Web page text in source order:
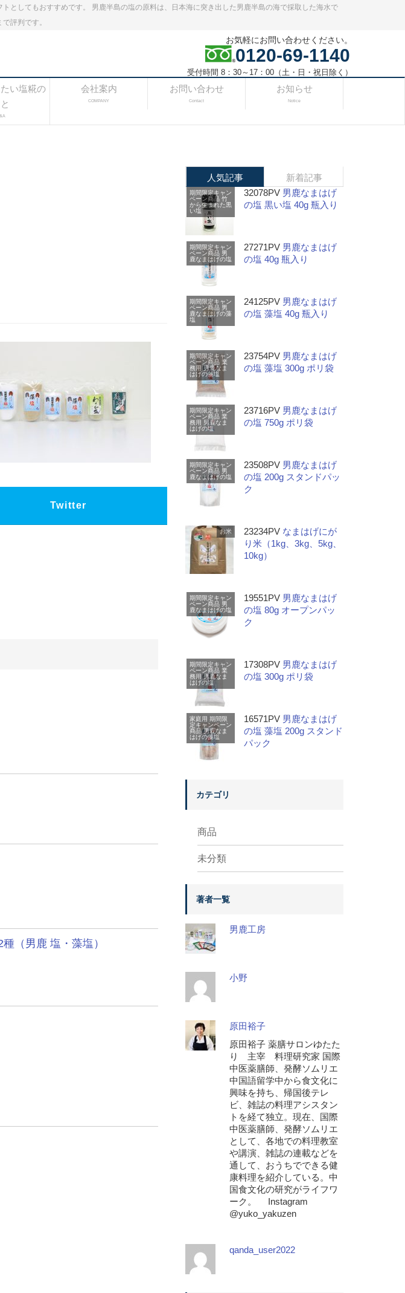
としてもおすすめです。 男鹿半島の塩の原料は、日本海に突き出した男鹿半島の海で採取した海水で
評判です。
お気軽にお問い合わせください。
0120-69-1140
受付時間 8：30～17：00（土・日・祝日除く）
い塩糀の
会社案内
COMPANY
お問い合わせ
Contact
お知らせ
Notice
Twitter
（男鹿 塩・藻塩）
人気記事 新着記事
期間限定キャン
ペーン商品 竹
から生まれた黒
い塩
32078PV 男鹿なまはげ
の塩 黒い塩 40g 瓶入り
期間限定キャン
ペーン商品 男
鹿なまはげの塩
27271PV 男鹿なまはげ
の塩 40g 瓶入り
期間限定キャン
ペーン商品 男
鹿なまはげの藻
塩
24125PV 男鹿なまはげ
の塩 藻塩 40g 瓶入り
期間限定キャン
ペーン商品 業
務用 男鹿なま
はげの藻塩
23754PV 男鹿なまはげ
の塩 藻塩 300g ポリ袋
期間限定キャン
ペーン商品 業
務用 男鹿なま
はげの塩
23716PV 男鹿なまはげ
の塩 750g ポリ袋
期間限定キャン
ペーン商品 男
鹿なまはげの塩
23508PV 男鹿なまはげ
の塩 200g スタンドパッ
ク
お米 23234PV なまはげにが
り米（1kg、3kg、5kg、
10kg）
期間限定キャン
ペーン商品 男
鹿なまはげの塩
19551PV 男鹿なまはげ
の塩 80g オープンパッ
ク
期間限定キャン
ペーン商品 業
務用 男鹿なま
はげの塩
17308PV 男鹿なまはげ
の塩 300g ポリ袋
家庭用 期間限
定キャンペーン
商品 男鹿なま
はげの藻塩
16571PV 男鹿なまはげ
の塩 藻塩 200g スタンド
パック
カテゴリ
商品
未分類
著者一覧
男鹿工房
小野
原田裕子
原田裕子 薬膳サロンゆたた
り 主宰 料理研究家 国際
中医薬膳師、発酵ソムリエ
中国語留学中から食文化に
興味を持ち、帰国後テレ
ビ、雑誌の料理アシスタン
トを経て独立。現在、国際
中医薬膳師、発酵ソムリエ
として、各地での料理教室
や講演、雑誌の連載などを
通して、おうちでできる健
康料理を紹介している。中
国食文化の研究がライフワ
ーク。 Instagram
@yuko_yakuzen
qanda_user2022